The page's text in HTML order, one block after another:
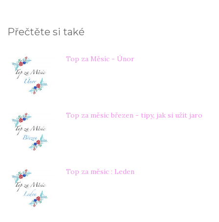
Přečtěte si také
Top za Měsíc - Únor
Top za měsíc březen - tipy, jak si užít jaro
Top za měsíc : Leden